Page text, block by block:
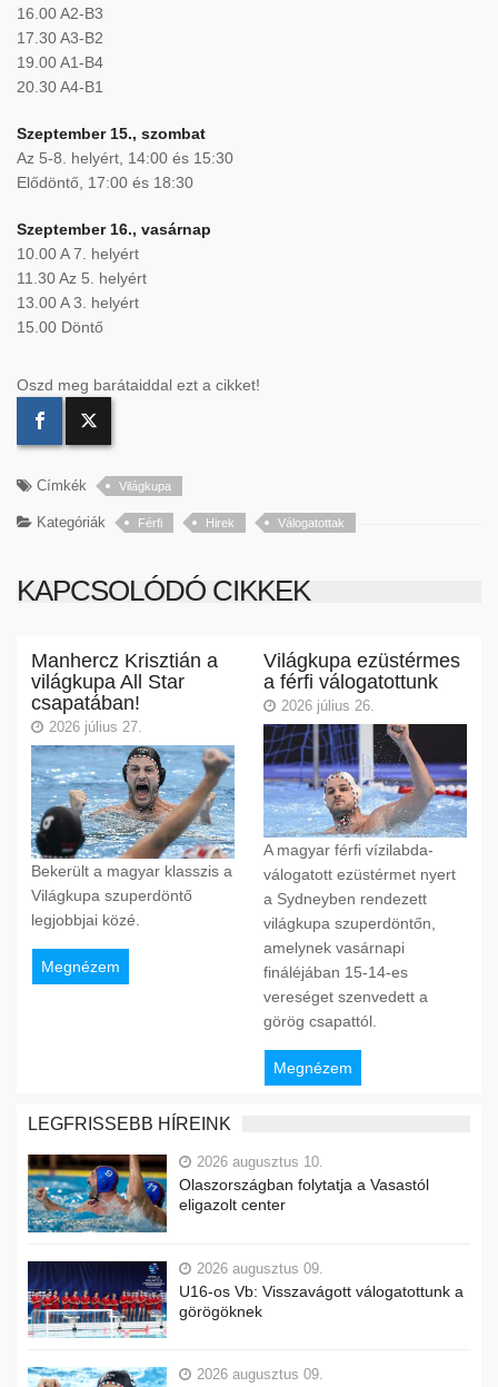
16.00 A2-B3
17.30 A3-B2
19.00 A1-B4
20.30 A4-B1
Szeptember 15., szombat
Az 5-8. helyért, 14:00 és 15:30
Elődöntő, 17:00 és 18:30
Szeptember 16., vasárnap
10.00 A 7. helyért
11.30 Az 5. helyért
13.00 A 3. helyért
15.00 Döntő
Oszd meg barátaiddal ezt a cikket!
Címkék Világkupa
Kategóriák Férfi Hirek Válogatottak
KAPCSOLÓDÓ CIKKEK
Manhercz Krisztián a
világkupa All Star
csapatában!
2026 július 27.
Bekerült a magyar klasszis a
Világkupa szuperdöntő
legjobbjai közé.
Megnézem
Világkupa ezüstérmes
a férfi válogatottunk
2026 július 26.
A magyar férfi vízilabda-
válogatott ezüstérmet nyert
a Sydneyben rendezett
világkupa szuperdöntőn,
amelynek vasárnapi
fináléjában 15-14-es
vereséget szenvedett a
görög csapattól.
Megnézem
LEGFRISSEBB HÍREINK
2026 augusztus 10.
Olaszországban folytatja a Vasastól
eligazolt center
2026 augusztus 09.
U16-os Vb: Visszavágott válogatottunk a
görögöknek
2026 augusztus 09.